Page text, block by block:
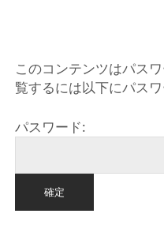
このコンテンツはパス
覧するには以下にパス
パスワード: